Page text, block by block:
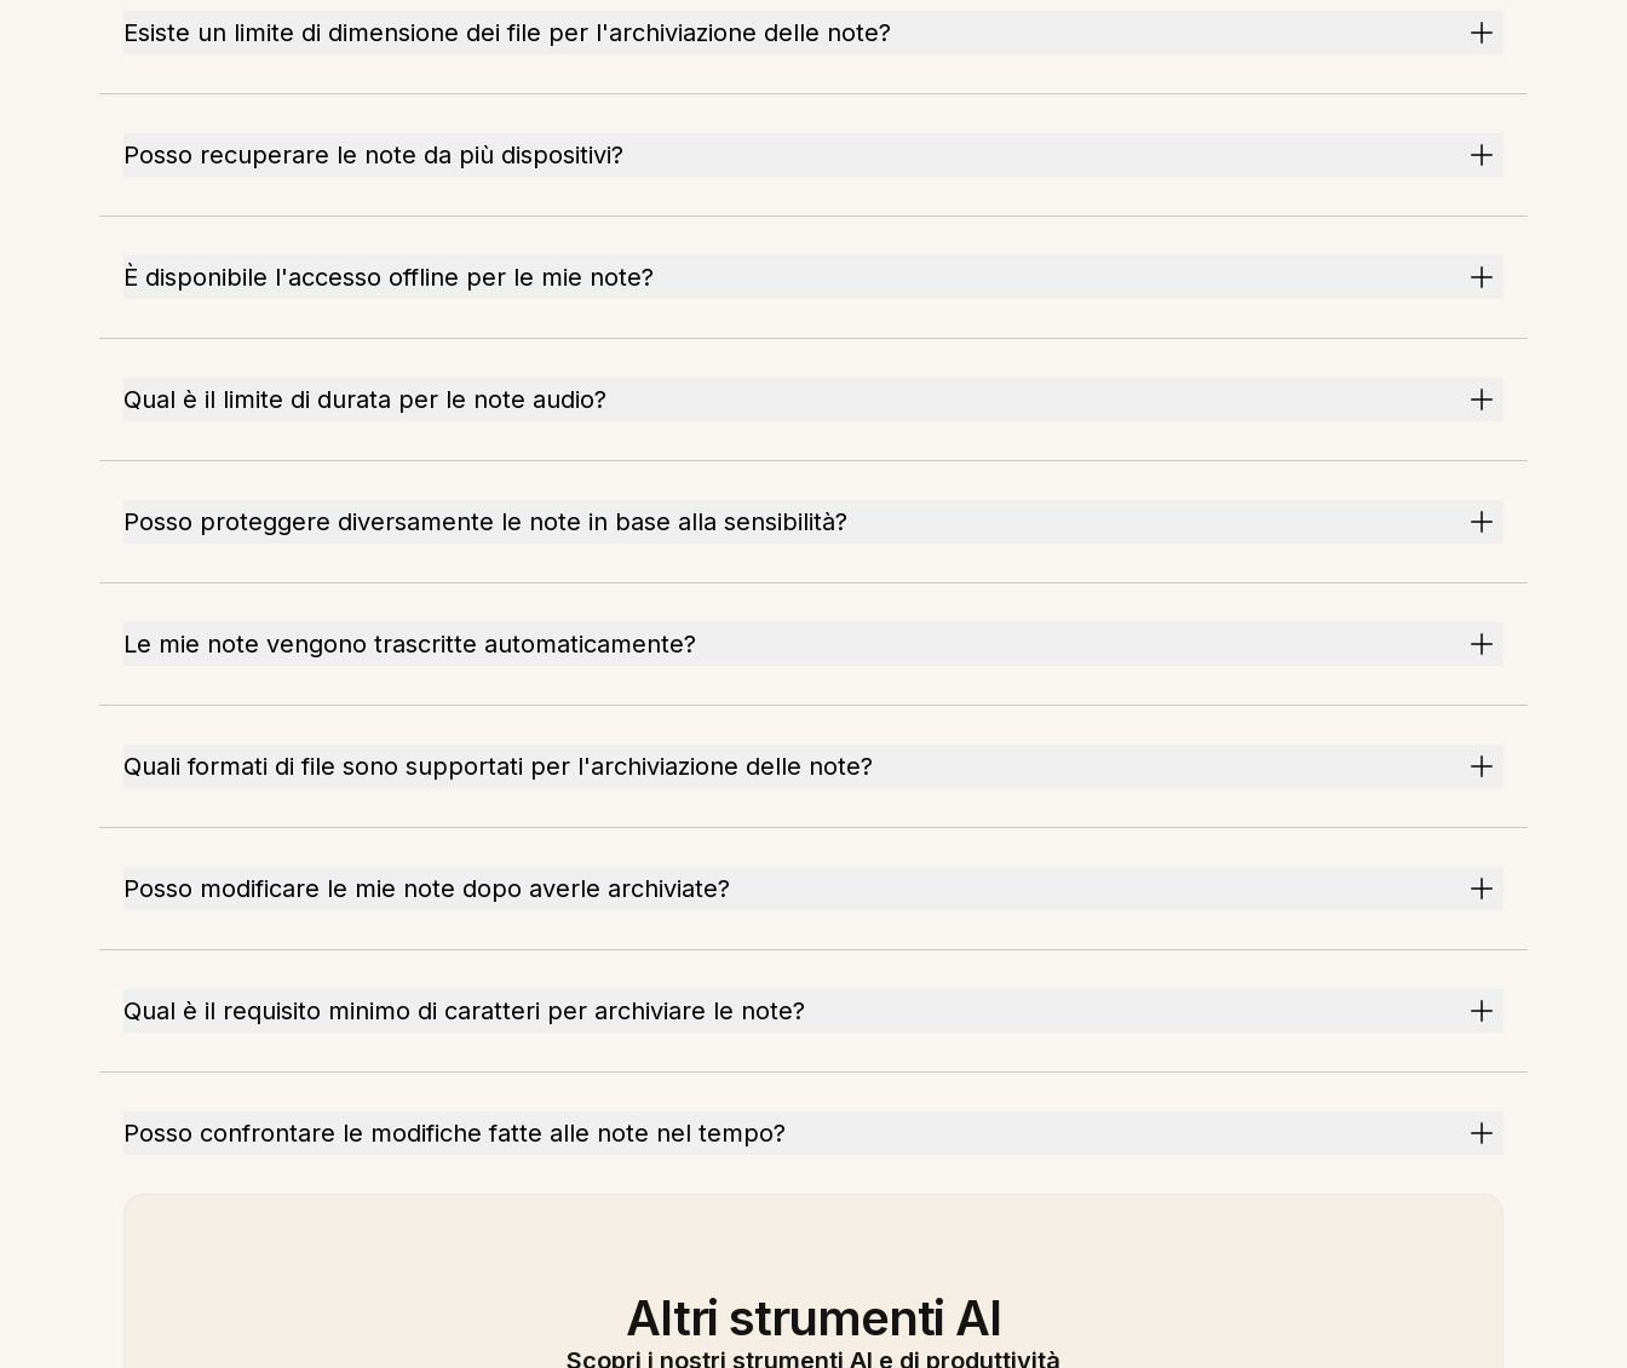
Esiste un limite di dimensione dei file per l'archiviazione delle note?
Posso recuperare le note da più dispositivi?
È disponibile l'accesso offline per le mie note?
Qual è il limite di durata per le note audio?
Posso proteggere diversamente le note in base alla sensibilità?
Le mie note vengono trascritte automaticamente?
Quali formati di file sono supportati per l'archiviazione delle note?
Posso modificare le mie note dopo averle archiviate?
Qual è il requisito minimo di caratteri per archiviare le note?
Posso confrontare le modifiche fatte alle note nel tempo?
Altri strumenti AI
Scopri i nostri strumenti AI e di produttività